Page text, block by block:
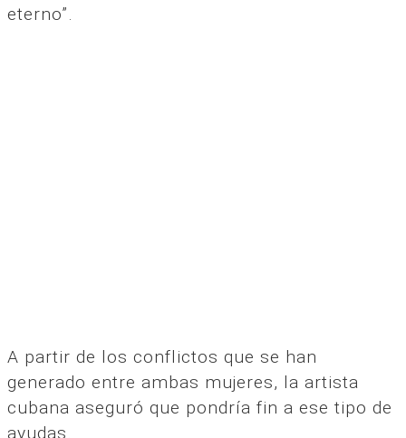
eterno”.
A partir de los conflictos que se han
generado entre ambas mujeres, la artista
cubana aseguró que pondría fin a ese tipo de
ayudas.